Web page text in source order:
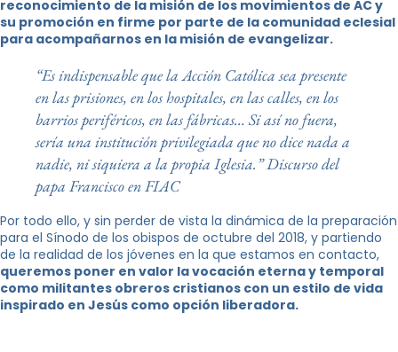
reconocimiento de la misión de los movimientos de AC y
su promoción en firme por parte de la comunidad eclesial
para acompañarnos en la misión de evangelizar.
“Es indispensable que la Acción Católica sea presente
en las prisiones, en los hospitales, en las calles, en los
barrios periféricos, en las fábricas… Si así no fuera,
sería una institución privilegiada que no dice nada a
nadie, ni siquiera a la propia Iglesia.” Discurso del
papa Francisco en FIAC
Por todo ello, y sin perder de vista la dinámica de la preparación
para el Sínodo de los obispos de octubre del 2018, y partiendo
de la realidad de los jóvenes en la que estamos en contacto,
queremos poner en valor la vocación eterna y temporal
como militantes obreros cristianos con un estilo de vida
inspirado en Jesús como opción liberadora.